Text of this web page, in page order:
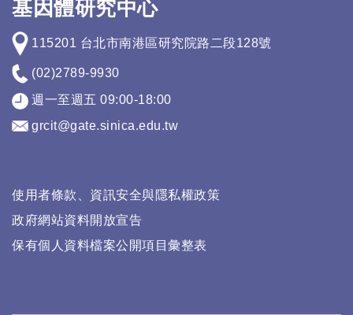
基因體研究中心
115201 台北市南港區研究院路二段128號
(02)2789-9930
週一至週五 09:00-18:00
grcit@gate.sinica.edu.tw
使用者條款、資訊安全與隱私權政策
政府網站資料開放宣告
保有個人資料檔案公開項目彙整表